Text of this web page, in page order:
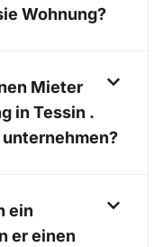
Wohnung?
Mieter
in Tessin .
ein
er einen